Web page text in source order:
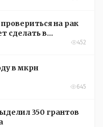
на рак
сделать в
452
в мкрн
645
350 грантов